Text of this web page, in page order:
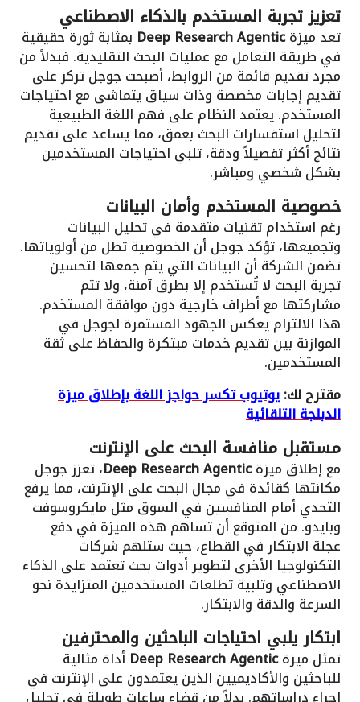
تعزيز تجربة المستخدم بالذكاء الاصطناعي
تعد ميزةDeep Research Agentic بمثابة ثورة حقيقية
في طريقة التعامل مع عمليات البحث التقليدية. فبدلاً من
مجرد تقديم قائمة من الروابط، أصبحت جوجل تركز على
تقديم إجابات مخصصة وذات سياق يتماشى مع احتياجات
المستخدم. يعتمد النظام على فهم اللغة الطبيعية
لتحليل استفسارات البحث بعمق، مما يساعد على تقديم
نتائج أكثر تفصيلاً ودقة، تلبي احتياجات المستخدمين
بشكل شخصي ومباشر.
خصوصية المستخدم وأمان البيانات
رغم استخدام تقنيات متقدمة في تحليل البيانات
وتجميعها، تؤكد جوجل أن الخصوصية تظل من أولوياتها.
تضمن الشركة أن البيانات التي يتم جمعها لتحسين
تجربة البحث لا تُستخدم إلا بطرق آمنة، ولا تتم
مشاركتها مع أطراف خارجية دون موافقة المستخدم.
هذا الالتزام يعكس الجهود المستمرة لجوجل في
الموازنة بين تقديم خدمات مبتكرة والحفاظ على ثقة
المستخدمين.
مقترح لك:يوتيوب تكسر حواجز اللغة بإطلاق ميزة
الدبلجة التلقائية
مستقبل منافسة البحث على الإنترنت
مع إطلاق ميزةDeep Research Agentic، تعزز جوجل
مكانتها كقائدة في مجال البحث على الإنترنت، مما يرفع
التحدي أمام المنافسين في السوق مثل مايكروسوفت
وبايدو. من المتوقع أن تساهم هذه الميزة في دفع
عجلة الابتكار في القطاع، حيث ستلهم شركات
التكنولوجيا الأخرى لتطوير أدوات بحث تعتمد على الذكاء
الاصطناعي وتلبية تطلعات المستخدمين المتزايدة نحو
السرعة والدقة والابتكار.
ابتكار يلبي احتياجات الباحثين والمحترفين
تمثل ميزةDeep Research Agentic أداة مثالية
للباحثين والأكاديميين الذين يعتمدون على الإنترنت في